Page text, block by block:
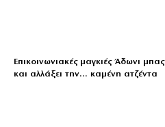
Επικοινωνιακές μαγκιές Άδωνι μπας
και αλλάξει την… καμένη ατζέντα